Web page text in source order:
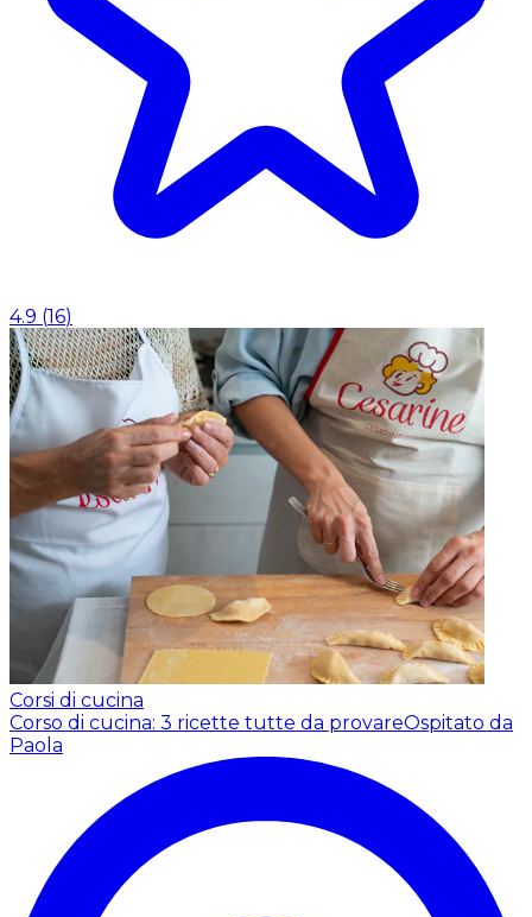
4.9 (16)
Corsi di cucina
Corso di cucina: 3 ricette tutte da provareOspitato da
Paola